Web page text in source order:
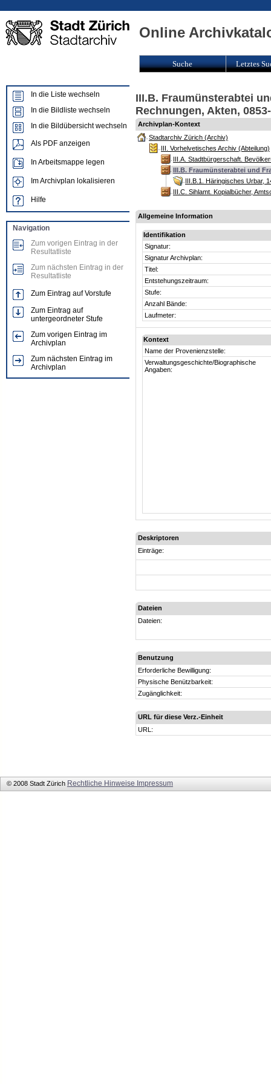
III.B. Fraumünsterabtei
Rechnungen, Akten,
Archivplan-Kontext
Stadtarchiv Zürich (Archiv)
III. Vorhelvetisches Archiv (Abteilung)
III.A. Stadtbürgerschaft.
III.B. Fraumünsterabtei und
III.B.1. Häringisches Urbar,
III.C. Sihlamt. Kopialbücher,
Allgemeine Information
Identifikation
Signatur:
Signatur Archivplan:
Titel:
Entstehungszeitraum:
Stufe:
Anzahl Bände:
Laufmeter:
Kontext
Name der Provenienzstelle:
Verwaltungsgeschichte/Biographische
Angaben:
Deskriptoren
Einträge:
Dateien
Dateien:
Benutzung
Erforderliche Bewilligung:
Physische Benützbarkeit:
Zugänglichkeit:
URL für diese Verz.-Einheit
URL:
Online
Suche Letztes
In die Liste wechseln
In die Bildliste wechseln
In die Bildübersicht wechseln
Als PDF anzeigen
In Arbeitsmappe legen
Im Archivplan lokalisieren
Hilfe
Navigation
Zum vorigen Eintrag in der
Resultatliste
Zum nächsten Eintrag in der
Resultatliste
Zum Eintrag auf Vorstufe
Zum Eintrag auf
untergeordneter Stufe
Zum vorigen Eintrag im
Archivplan
Zum nächsten Eintrag im
Archivplan
© 2008 Stadt Zürich Rechtliche Hinweise Impressum